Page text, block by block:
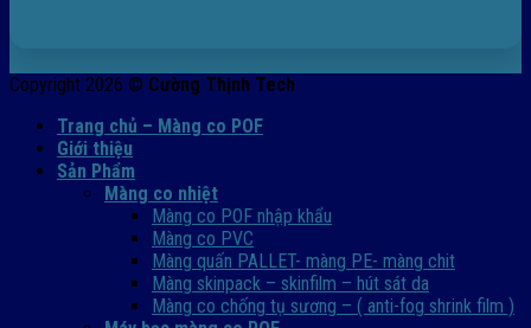
Copyright 2026 © Cường Thịnh Tech
Trang chủ – Màng co POF
Giới thiệu
Sản Phẩm
Màng co nhiệt
Màng co POF nhập khẩu
Màng co PVC
Màng quấn PALLET- màng PE- màng chit
Màng skinpack – skinfilm – hút sát da
Màng co chống tụ sương – ( anti-fog shrink film )